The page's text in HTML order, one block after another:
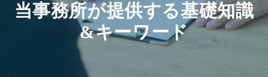
当事務所が提供する基礎知識
&キーワード